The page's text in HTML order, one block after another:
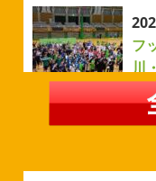
フ
川
＊
みなさんこんにちは
続いていますがいか
運動する機会が少な